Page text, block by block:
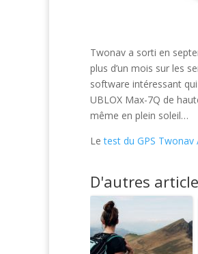
Twonav a sorti en
plus d’un mois sur les
software intéressant
UBLOX Max-7Q de
même en plein soleil…
Letest du GPS Twonav
D'autres